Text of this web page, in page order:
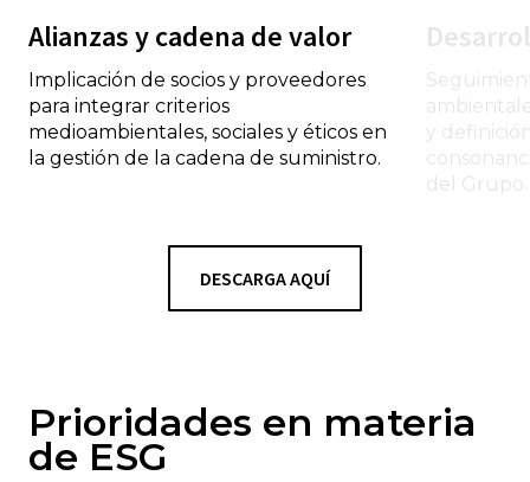
Alianzas y cadena de valor
Implicación de socios y proveedores
para integrar criterios
medioambientales, sociales y éticos en
la gestión de la cadena de suministro.
y
del Grupo.
DESCARGA AQUÍ
Prioridades en materia
de ESG